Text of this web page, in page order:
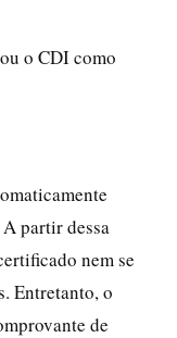
o CDI como
partir dessa
nem se
Entretanto, o
de